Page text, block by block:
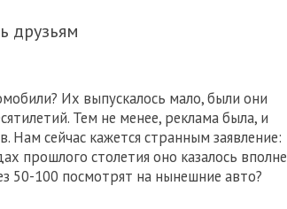
друзьям
Их выпускалось мало, были они
Тем не менее, реклама была, и
Нам сейчас кажется странным заявление:
прошлого столетия оно казалось вполне
50-100 посмотрят на нынешние авто?